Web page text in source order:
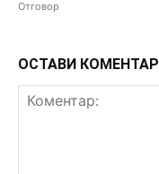
Отговор
ОСТАВИ КОМЕНТАР